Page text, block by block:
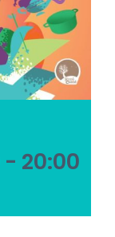
- 20:00